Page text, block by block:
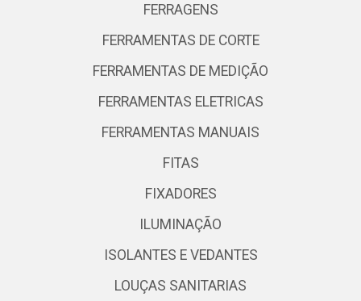
FERRAGENS
FERRAMENTAS DE CORTE
FERRAMENTAS DE MEDIÇÃO
FERRAMENTAS ELETRICAS
FERRAMENTAS MANUAIS
FITAS
FIXADORES
ILUMINAÇÃO
ISOLANTES E VEDANTES
LOUÇAS SANITARIAS